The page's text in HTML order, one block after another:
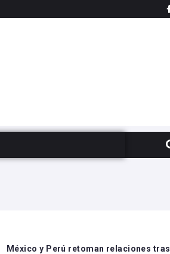
México y Perú retoman relaciones tras